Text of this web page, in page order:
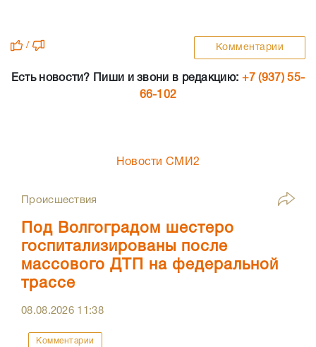
/ Комментарии
Есть новости? Пиши и звони в редакцию: +7 (937) 55-
66-102
Новости СМИ2
Происшествия
Под Волгоградом шестеро
госпитализированы после
массового ДТП на федеральной
трассе
08.08.2026 11:38
Комментарии